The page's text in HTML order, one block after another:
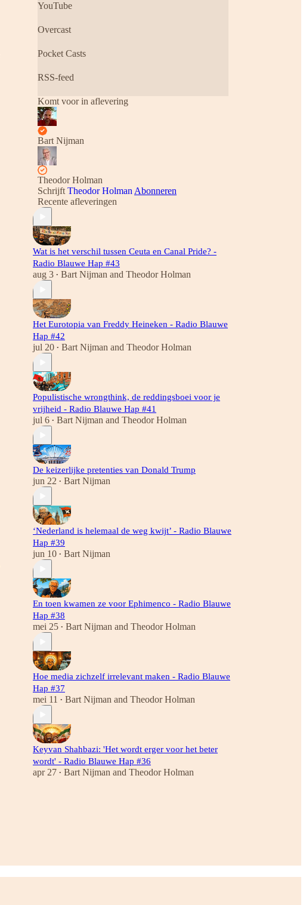
YouTube
Overcast
Pocket Casts
RSS-feed
Komt voor in aflevering
Bart Nijman
Theodor Holman
Schrijft Theodor Holman Abonneren
Recente afleveringen
Wat is het verschil tussen Ceuta en Canal Pride? -
Radio Blauwe Hap #43
aug 3 • Bart Nijman and Theodor Holman
Het Eurotopia van Freddy Heineken - Radio Blauwe
Hap #42
jul 20 • Bart Nijman and Theodor Holman
Populistische wrongthink, de reddingsboei voor je
vrijheid - Radio Blauwe Hap #41
jul 6 • Bart Nijman and Theodor Holman
De keizerlijke pretenties van Donald Trump
jun 22 • Bart Nijman
‘Nederland is helemaal de weg kwijt’ - Radio Blauwe
Hap #39
jun 10 • Bart Nijman
En toen kwamen ze voor Ephimenco - Radio Blauwe
Hap #38
mei 25 • Bart Nijman and Theodor Holman
Hoe media zichzelf irrelevant maken - Radio Blauwe
Hap #37
mei 11 • Bart Nijman and Theodor Holman
Keyvan Shahbazi: 'Het wordt erger voor het beter
wordt' - Radio Blauwe Hap #36
apr 27 • Bart Nijman and Theodor Holman